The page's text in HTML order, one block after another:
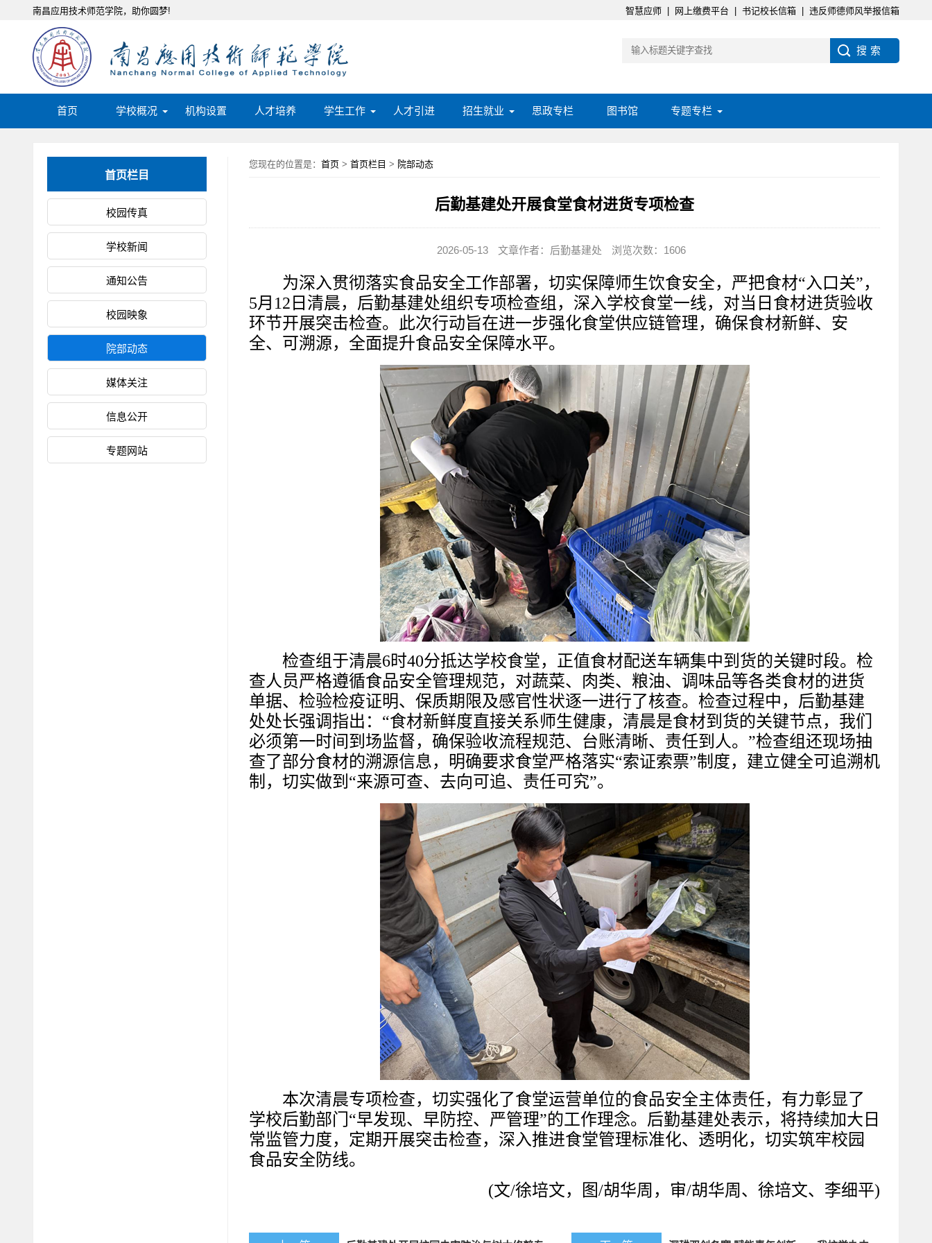
南昌应用技术师范学院，助你圆梦! 智慧应师 网上缴费平台 书记校长信箱 违反师德师风举报信箱
首页 学校概况 机构设置 人才培养 学生工作 人才引进 招生就业 思政专栏 图书馆 专题专栏
首页栏目
校园传真
学校新闻
通知公告
校园映象
院部动态
媒体关注
信息公开
专题网站
您现在的位置是： 首页 > 首页栏目 > 院部动态
后勤基建处开展食堂食材进货专项检查
2026-05-13 文章作者：后勤基建处 浏览次数：1606
为深入贯彻落实食品安全工作部署，切实保障师生饮食安全，严把食材“入口关”，
5月12日清晨，后勤基建处组织专项检查组，深入学校食堂一线，对当日食材进货验收
环节开展突击检查。此次行动旨在进一步强化食堂供应链管理，确保食材新鲜、安
全、可溯源，全面提升食品安全保障水平。
检查组于清晨6时40分抵达学校食堂，正值食材配送车辆集中到货的关键时段。检
查人员严格遵循食品安全管理规范，对蔬菜、肉类、粮油、调味品等各类食材的进货
单据、检验检疫证明、保质期限及感官性状逐一进行了核查。检查过程中，后勤基建
处处长强调指出：“食材新鲜度直接关系师生健康，清晨是食材到货的关键节点，我们
必须第一时间到场监督，确保验收流程规范、台账清晰、责任到人。”检查组还现场抽
查了部分食材的溯源信息，明确要求食堂严格落实“索证索票”制度，建立健全可追溯机
制，切实做到“来源可查、去向可追、责任可究”。
本次清晨专项检查，切实强化了食堂运营单位的食品安全主体责任，有力彰显了
学校后勤部门 “早发现、早防控、严管理”的工作理念。后勤基建处表示，将持续加大日
常监管力度，定期开展突击检查，深入推进食堂管理标准化、透明化，切实筑牢校园
食品安全防线。
(文/徐培文，图/胡华周，审/胡华周、徐培文、李细平)